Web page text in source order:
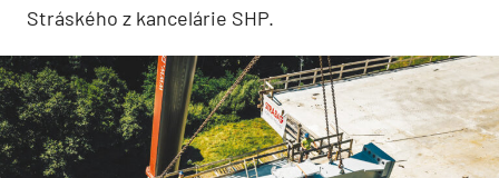
Stráského z kancelárie SHP.